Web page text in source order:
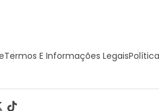
Termos E Informações Legais